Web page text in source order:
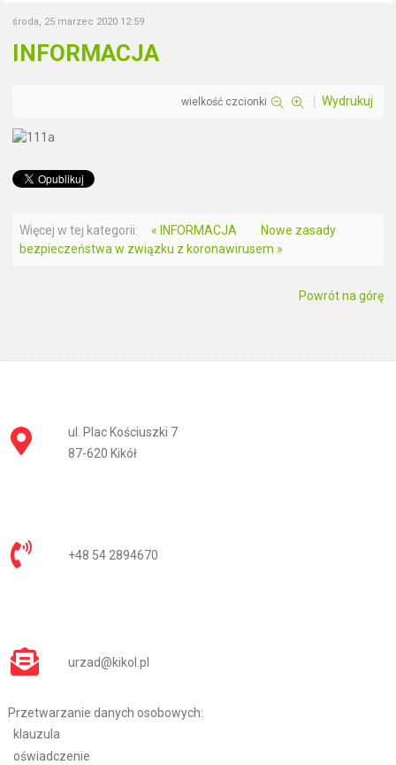
środa, 25 marzec 2020 12:59
INFORMACJA
wielkość czcionki Wydrukuj
Więcej w tej kategorii: « INFORMACJA
Nowe zasady
bezpieczeństwa w związku z koronawirusem »
Powrót na górę
ul. Plac Kościuszki 7
87-620 Kikół
+48 54 2894670
urzad@kikol.pl
Przetwarzanie danych osobowych:
klauzula
oświadczenie